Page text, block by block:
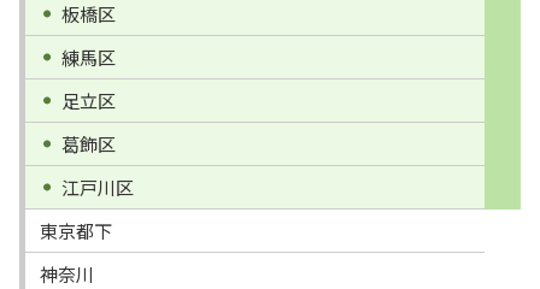
板橋区
練馬区
足立区
葛飾区
江戸川区
東京都下
神奈川